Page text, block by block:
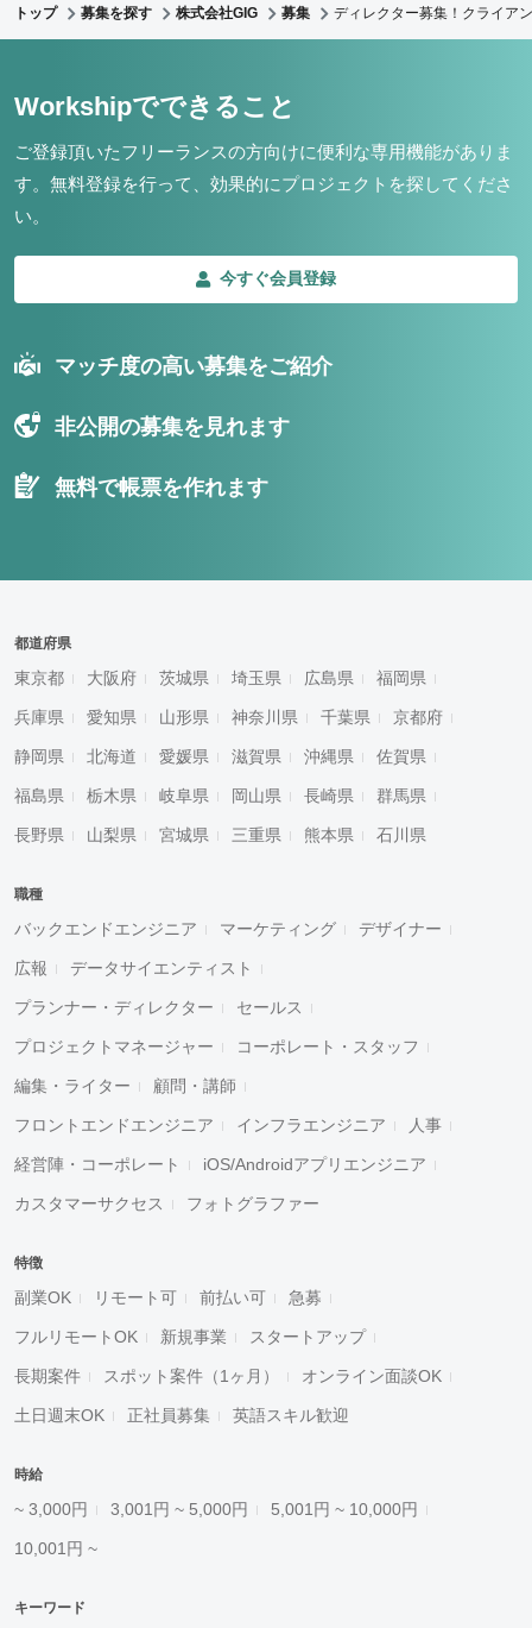
トップ 募集を探す 株式会社GIG 募集 ディレクター募集！クライア
Workshipでできること
ご登録頂いたフリーランスの方向けに便利な専用機能がありま
す。 無料登録を行って、効果的にプロジェクトを探してくださ
い。
今すぐ会員登録
マッチ度の高い募集をご紹介
非公開の募集を見れます
無料で帳票を作れます
都道府県
東京都 大阪府 茨城県 埼玉県 広島県 福岡県
兵庫県 愛知県 山形県 神奈川県 千葉県 京都府
静岡県 北海道 愛媛県 滋賀県 沖縄県 佐賀県
福島県 栃木県 岐阜県 岡山県 長崎県 群馬県
長野県 山梨県 宮城県 三重県 熊本県 石川県
職種
バックエンドエンジニア マーケティング デザイナー
広報 データサイエンティスト
プランナー・ディレクター セールス
プロジェクトマネージャー コーポレート・スタッフ
編集・ライター 顧問・講師
フロントエンドエンジニア インフラエンジニア 人事
経営陣・コーポレート iOS/Androidアプリエンジニア
カスタマーサクセス フォトグラファー
特徴
副業OK リモート可 前払い可 急募
フルリモートOK 新規事業 スタートアップ
長期案件 スポット案件（1ヶ月） オンライン面談OK
土日週末OK 正社員募集 英語スキル歓迎
時給
~ 3,000円 3,001円 ~ 5,000円 5,001円 ~ 10,000円
10,001円 ~
キーワード